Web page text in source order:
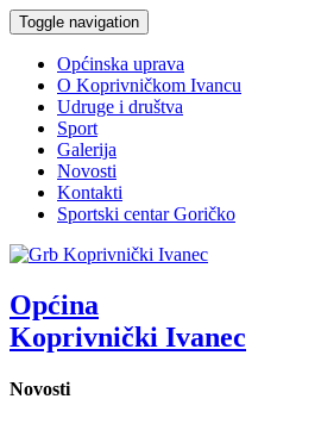
Toggle navigation
Općinska uprava
O Koprivničkom Ivancu
Udruge i društva
Sport
Galerija
Novosti
Kontakti
Sportski centar Goričko
Općina
Koprivnički Ivanec
Novosti